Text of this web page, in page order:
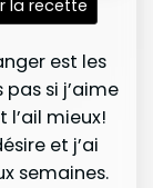
la recette
est les
si j’aime
mieux!
et j’ai
semaines.